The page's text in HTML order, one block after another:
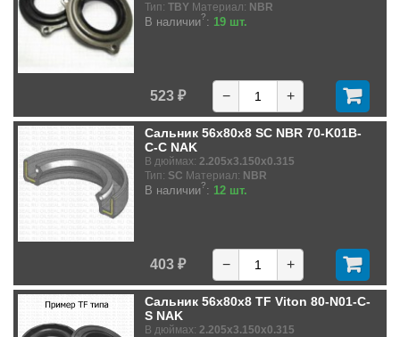
Тип: TBY Материал: NBR
В наличии?: 19 шт.
523 ₽ − +
Сальник 56x80x8 SC NBR 70-K01B-
C-C NAK
В дюймах: 2.205x3.150x0.315
Тип: SC Материал: NBR
В наличии?: 12 шт.
403 ₽ − +
Сальник 56x80x8 TF Viton 80-N01-C-
S NAK
В дюймах: 2.205x3.150x0.315